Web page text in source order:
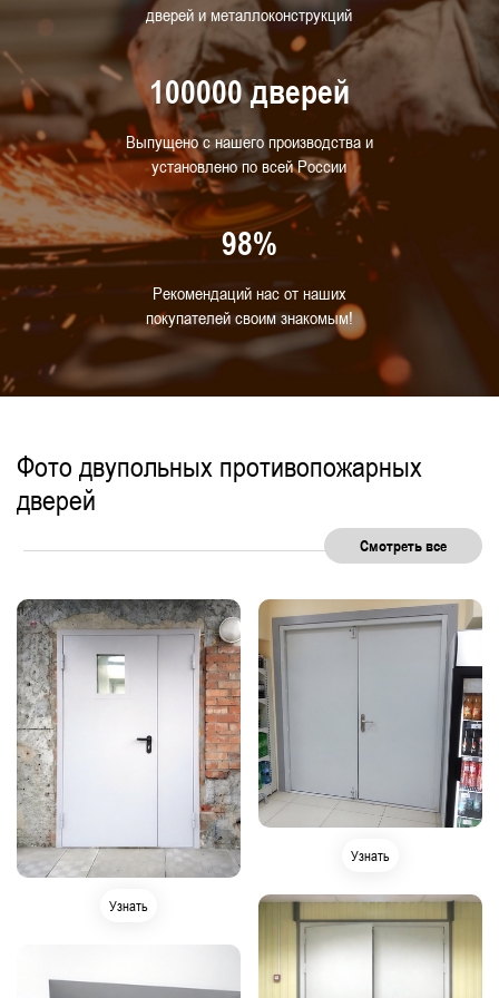
С доводчиком
Для многоквартирных жилых домов
С квадратным стеклом
Для прачечной Для АЗС
С нажимной ручкой С двумя замками
Высокие
Для спортивных и тренажерных залов
Для муниципальных зданий
Для тамбур-шлюзов
дверей и металлоконструкций
100000 дверей
Выпущено с нашего производства и
установлено по всей России
98%
Рекомендаций нас от наших
покупателей своим знакомым!
Фото двупольных противопожарных
дверей
Смотреть все
Узнать
Узнать